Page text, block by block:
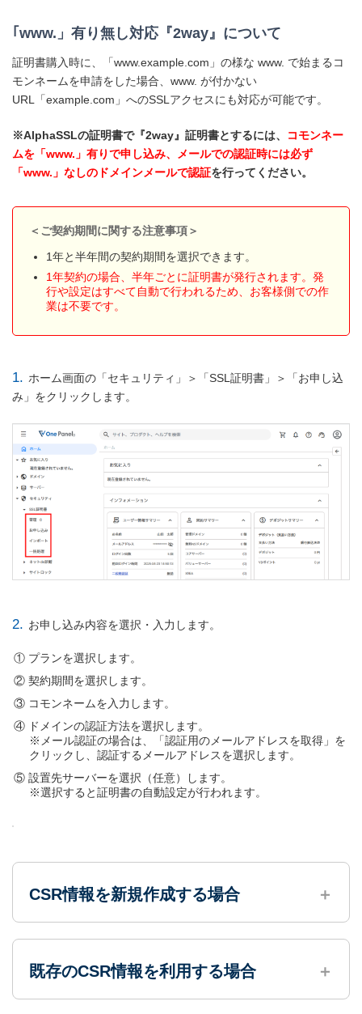
｢www.」有り無し対応『2way』について
証明書購入時に、「www.example.com」の様な www. で始まるコ
モンネームを申請をした場合、www. が付かない
URL「example.com」へのSSLアクセスにも対応が可能です。
※AlphaSSLの証明書で『2way』証明書とするには、
コモンネー
ムを「www.」有りで申し込み、メールでの認証時には必ず
「www.」なしのドメインメールで認証を行ってください。
＜ご契約期間に関する注意事項＞
1年と半年間の契約期間を選択できます。
1年契約の場合、半年ごとに証明書が発行されます。発
行や設定はすべて自動で行われるため、お客様側での作
業は不要です。
1. ホーム画面の「セキュリティ」＞「SSL証明書」＞「お申し込
み」をクリックします。
2. お申し込み内容を選択・入力します。
プランを選択します。
契約期間を選択します。
コモンネームを入力します。
ドメインの認証方法を選択します。
※メール認証の場合は、「認証用のメールアドレスを取得」を
クリックし、認証するメールアドレスを選択します。
設置先サーバーを選択（任意）します。
※選択すると証明書の自動設定が行われます。
CSR情報を新規作成する場合
既存のCSR情報を利用する場合